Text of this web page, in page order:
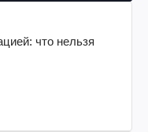
что нельзя